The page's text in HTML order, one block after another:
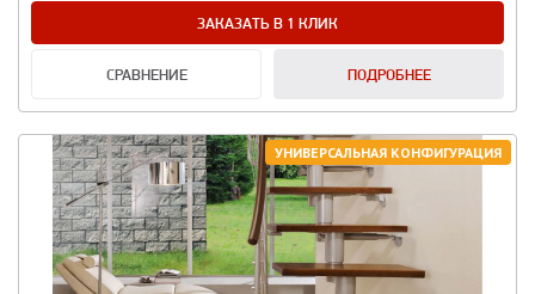
ЗАКАЗАТЬ В 1 КЛИК
СРАВНЕНИЕ ПОДРОБНЕЕ
УНИВЕРСАЛЬНАЯ КОНФИГУРАЦИЯ